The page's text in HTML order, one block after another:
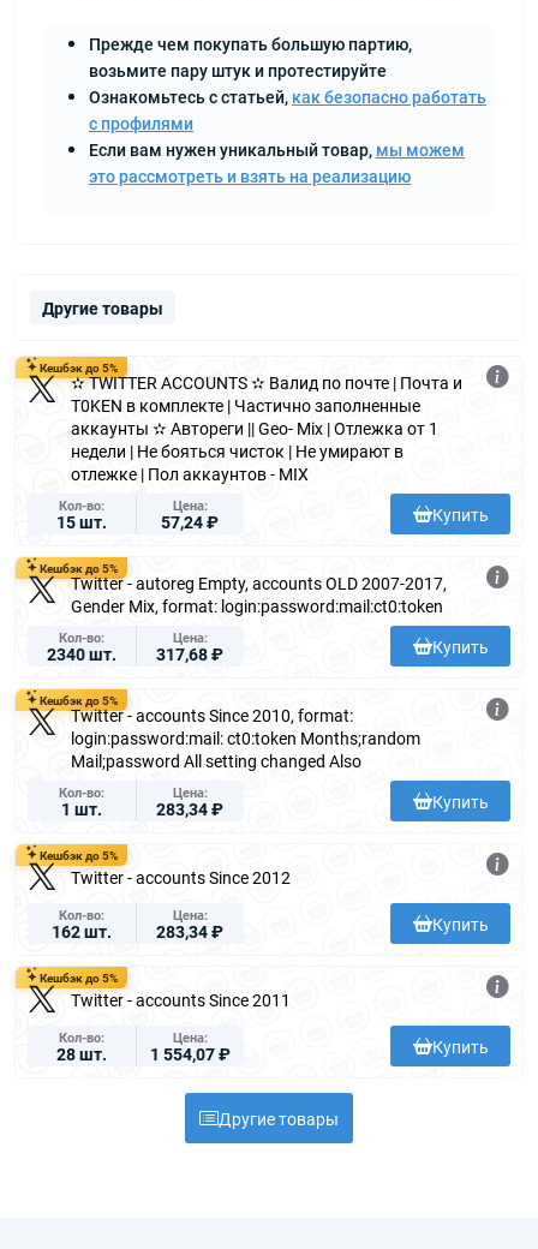
Прежде чем покупать большую партию,
возьмите пару штук и протестируйте
Ознакомьтесь с статьей, как безопасно работать
с профилями
Если вам нужен уникальный товар, мы можем
это рассмотреть и взять на реализацию
Другие товары
Кешбэк до 5%
✫ TWITTER ACCOUNTS ✫ Валид по почте | Почта и
T0KEN в комплекте | Частично заполненные
аккаунты ✫ Автореги || Geo- Mix | Отлежка от 1
недели | Не бояться чисток | Не умирают в
отлежке | Пол аккаунтов - MIX
Кол-во
15 шт.
Цена
57,24 ₽ Купить
Кешбэк до 5%
Twitter - autoreg Empty, accounts OLD 2007-2017,
Gender Mix, format: login:password:mail:ct0:token
Кол-во
2340 шт.
Цена
317,68 ₽ Купить
Кешбэк до 5%
Twitter - accounts Since 2010, format:
login:password:mail: ct0:token Months;random
Mail;password All setting changed Also
Кол-во
1 шт.
Цена
283,34 ₽ Купить
Кешбэк до 5%
Twitter - accounts Since 2012
Кол-во
162 шт.
Цена
283,34 ₽ Купить
Кешбэк до 5%
Twitter - accounts Since 2011
Кол-во
28 шт.
Цена
1 554,07 ₽ Купить
Другие товары